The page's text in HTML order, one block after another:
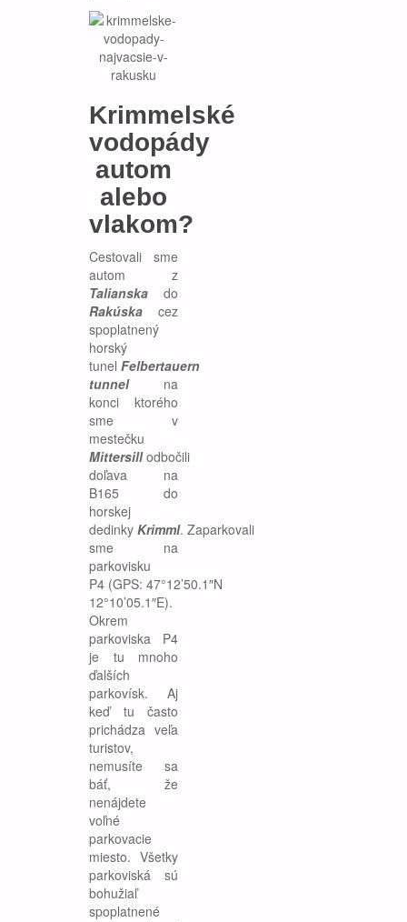
Krimmelské
vodopády
autom
alebo
vlakom?
Cestovali sme
autom z
Talianska
do
Rakúska
cez
spoplatnený
horský
tunel Felbertauern
tunnel
na
konci ktorého
sme v
mestečku
Mittersillodbočili
doľava na
B165 do
horskej
dedinky Krimml. Zaparkovali
sme na
parkovisku
P4 (GPS: 47°12’50.1″N
12°10’05.1″E).
Okrem
parkoviska P4
je tu mnoho
ďalších
parkovísk. Aj
keď tu často
prichádza veľa
turistov,
nemusíte sa
báť, že
nenájdete
voľné
parkovacie
miesto. Všetky
parkoviská sú
bohužiaľ
spoplatnené